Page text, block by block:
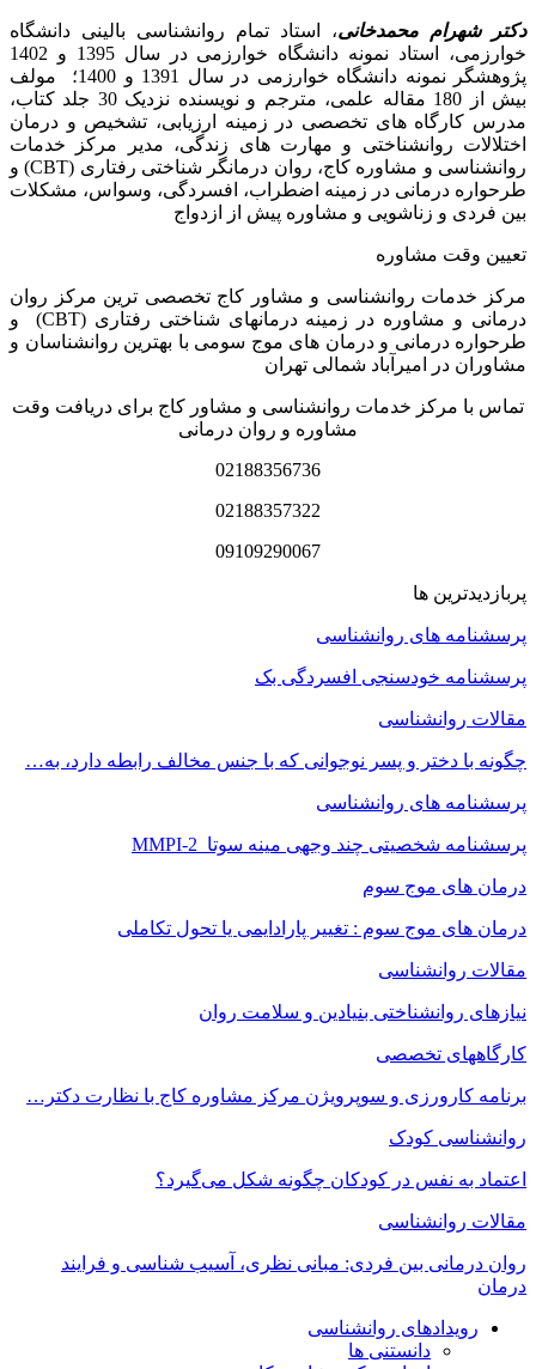
دکتر شهرام محمدخانی، استاد تمام روانشناسی بالینی دانشگاه
خوارزمی، استاد نمونه دانشگاه خوارزمی در سال 1395 و 1402
پژوهشگر نمونه دانشگاه خوارزمی در سال 1391 و 1400؛ مولف
بیش از 180 مقاله علمی، مترجم و نویسنده نزدیک 30 جلد کتاب،
مدرس کارگاه­ های تخصصی در زمینه ارزیابی، تشخیص و درمان
اختلالات روانشناختی و مهارت های زندگی، مدیر مرکز خدمات
روانشناسی و مشاوره کاج، روان­ درمانگر شناختی رفتاری (CBT) و
طرحواره درمانی در زمینه اضطراب، افسردگی، وسواس، مشکلات
بین فردی و زناشویی و مشاوره پیش از ازدواج
تعیین وقت مشاوره
مرکز خدمات روانشناسی و مشاور کاج تخصصی‏ ترین مرکز روان
درمانی و مشاوره در زمینه درمان‏های شناختی رفتاری (CBT) و
طرحواره درمانی و درمان های موج سومی با بهترین روانشناسان و
مشاوران در امیرآباد شمالی تهران
تماس با مرکز خدمات روانشناسی و مشاور کاج برای دریافت وقت
مشاوره و روان درمانی
02188356736
02188357322
09109290067
پربازدیدترین ها
پرسشنامه های روانشناسی
پرسشنامه خودسنجی افسردگی بک
مقالات روانشناسی
چگونه با دختر و پسر نوجوانی که با جنس مخالف رابطه دارد، به…
پرسشنامه های روانشناسی
پرسشنامه شخصیتی چند وجهی مینه سوتا MMPI-2
درمان های موج سوم
درمان های موج سوم : تغییر پارادایمی یا تحول تکاملی
مقالات روانشناسی
نیازهای روانشناختی بنیادین و سلامت روان
کارگاههای تخصصی
برنامه کارورزی و سوپرویژن مرکز مشاوره کاج با نظارت دکتر…
روانشناسی کودک
اعتماد به‌ نفس در کودکان چگونه شکل می‌گیرد؟
مقالات روانشناسی
روان درمانی بین فردی: مبانی نظری، آسیب شناسی و فرایند
درمان
رویدادهای روانشناسی
دانستنی ها